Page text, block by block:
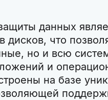
данных
дисков, что
но и всю
и
на базе